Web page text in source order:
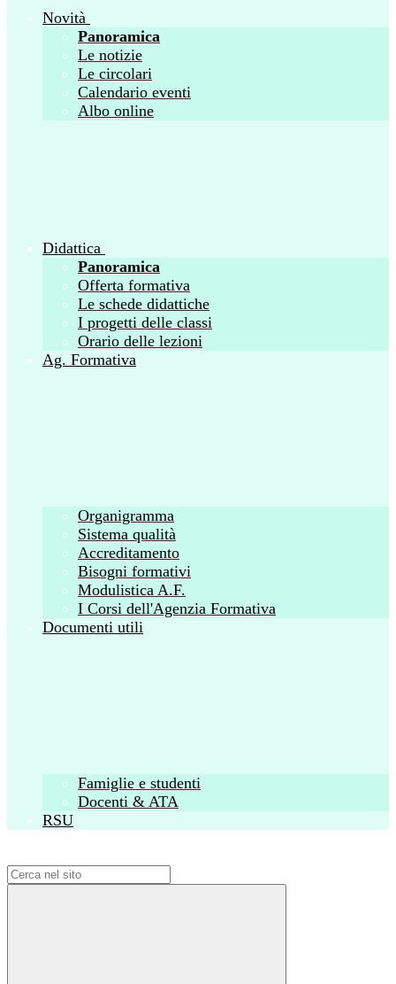
Novità
Panoramica
Le notizie
Le circolari
Calendario eventi
Albo online
Didattica
Panoramica
Offerta formativa
Le schede didattiche
I progetti delle classi
Orario delle lezioni
Ag. Formativa
Organigramma
Sistema qualità
Accreditamento
Bisogni formativi
Modulistica A.F.
I Corsi dell'Agenzia Formativa
Documenti utili
Famiglie e studenti
Docenti & ATA
RSU